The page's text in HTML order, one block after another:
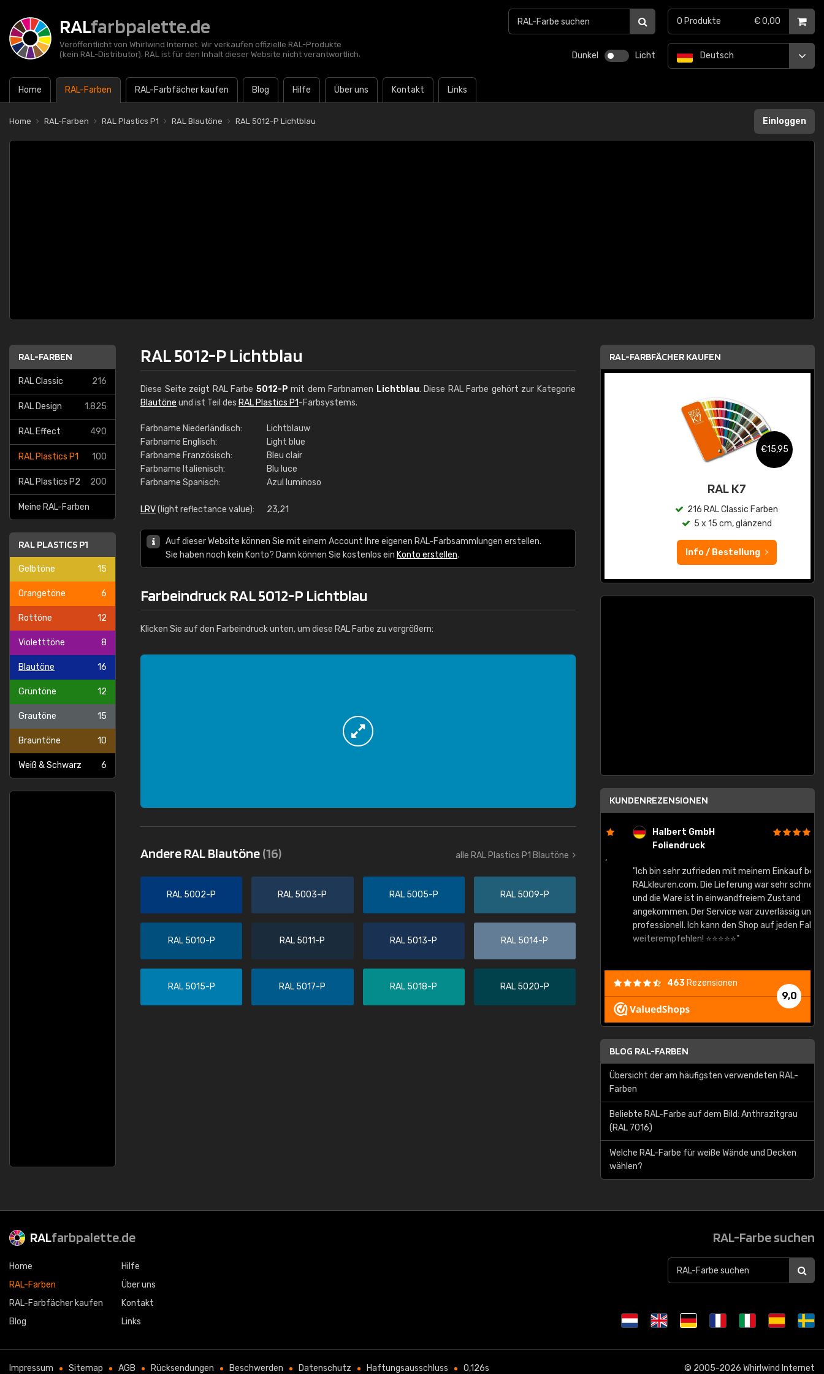
RALfarbpalette.de
Veröffentlicht von Whirlwind Internet. Wir verkaufen offizielle RAL-Produkte
(kein RAL-Distributor). RAL ist für den Inhalt dieser Website nicht verantwortlich.
Dunkel Licht
Home RAL-Farben RAL-Farbfächer kaufen Blog Hilfe Über uns Kontakt Links
Deutsch
0 Produkte € 0,00
Home RAL-Farben RAL Plastics P1 RAL Blautöne RAL 5012-P Lichtblau Einloggen
RAL-FARBEN
RAL Classic 216
RAL Design 1.825
RAL Effect 490
RAL Plastics P1 100
RAL Plastics P2 200
Meine RAL-Farben
RAL PLASTICS P1
Gelbtöne 15
Orangetöne 6
Rottöne 12
Violetttöne 8
Blautöne 16
Grüntöne 12
Grautöne 15
Brauntöne 10
Weiß & Schwarz 6
RAL 5012-P Lichtblau
Diese Seite zeigt RAL Farbe 5012-P mit dem Farbnamen Lichtblau. Diese RAL Farbe gehört zur Kategorie
Blautöne und ist Teil des RAL Plastics P1-Farbsystems.
Farbname Niederländisch:
Lichtblauw
Farbname Englisch:
Light blue
Farbname Französisch:
Bleu clair
Farbname Italienisch:
Blu luce
Farbname Spanisch:
Azul luminoso
LRV(light reflectance value): 23,21
Auf dieser Website können Sie mit einem Account Ihre eigenen RAL-Farbsammlungen erstellen.
Sie haben noch kein Konto? Dann können Sie kostenlos ein Konto erstellen.
Farbeindruck RAL 5012-P Lichtblau
Klicken Sie auf den Farbeindruck unten, um diese RAL Farbe zu vergrößern:
Andere RAL Blautöne(16) alle RAL Plastics P1 Blautöne
RAL 5002-P RAL 5003-P RAL 5005-P RAL 5009-P
RAL 5010-P RAL 5011-P RAL 5013-P RAL 5014-P
RAL 5015-P RAL 5017-P RAL 5018-P RAL 5020-P
RAL-FARBFÄCHER KAUFEN
€15,95
RAL K7
216 RAL Classic Farben
5 x 15 cm, glänzend
Info / Bestellung
KUNDENREZENSIONEN
"Alles so, wie man es sich wünscht, gute Ware,
Halbert GmbH
Foliendruck
"Ich bin sehr zufrieden mit meinem Einkauf bei
RALkleuren.com. Die Lieferung war sehr schnell
und die Ware ist in einwandfreiem Zustand
angekommen. Der Service war zuverlässig und
professionell. Ich kann den Shop auf jeden Fall
weiterempfehlen! ⭐⭐⭐⭐⭐"
9,0
463 Rezensionen
BLOG RAL-FARBEN
Übersicht der am häufigsten verwendeten RAL-
Farben
Beliebte RAL-Farbe auf dem Bild: Anthrazitgrau
(RAL 7016)
Welche RAL-Farbe für weiße Wände und Decken
wählen?
RALfarbpalette.de
Home
RAL-Farben
RAL-Farbfächer kaufen
Blog
Hilfe
Über uns
Kontakt
Links
RAL-Farbe suchen
Impressum Sitemap AGB Rücksendungen Beschwerden Datenschutz Haftungsausschluss 0,126s © 2005-2026 Whirlwind Internet